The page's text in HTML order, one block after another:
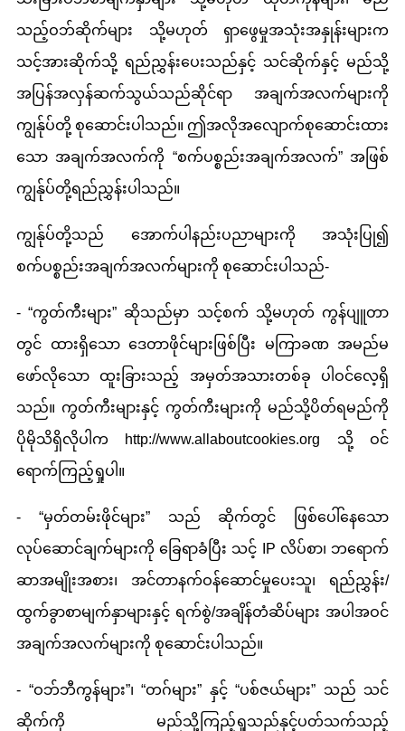
သည့်ဝဘ်ဆိုက်များ သို့မဟုတ် ရှာဖွေမှုအသုံးအနှုန်းများက
သင့်အားဆိုက်သို့ ရည်ညွှန်းပေးသည်နှင့် သင်ဆိုက်နှင့် မည်သို့
အပြန်အလှန်ဆက်သွယ်သည်ဆိုင်ရာ အချက်အလက်များကို
ကျွန်ုပ်တို့ စုဆောင်းပါသည်။ ဤအလိုအလျောက်စုဆောင်းထား
သော အချက်အလက်ကို “စက်ပစ္စည်းအချက်အလက်” အဖြစ်
ကျွန်ုပ်တို့ရည်ညွှန်းပါသည်။
ကျွန်ုပ်တို့သည် အောက်ပါနည်းပညာများကို အသုံးပြု၍
စက်ပစ္စည်းအချက်အလက်များကို စုဆောင်းပါသည်-
- “ကွတ်ကီးများ” ဆိုသည်မှာ သင့်စက် သို့မဟုတ် ကွန်ပျူတာ
တွင် ထားရှိသော ဒေတာဖိုင်များဖြစ်ပြီး မကြာခဏ အမည်မ
ဖော်လိုသော ထူးခြားသည့် အမှတ်အသားတစ်ခု ပါဝင်လေ့ရှိ
သည်။ ကွတ်ကီးများနှင့် ကွတ်ကီးများကို မည်သို့ပိတ်ရမည်ကို
ပိုမိုသိရှိလိုပါက http://www.allaboutcookies.org သို့ ဝင်
ရောက်ကြည့်ရှုပါ။
- “မှတ်တမ်းဖိုင်များ” သည် ဆိုက်တွင် ဖြစ်ပေါ်နေသော
လုပ်ဆောင်ချက်များကို ခြေရာခံပြီး သင့် IP လိပ်စာ၊ ဘရောက်
ဆာအမျိုးအစား၊ အင်တာနက်ဝန်ဆောင်မှုပေးသူ၊ ရည်ညွှန်း/
ထွက်ခွာစာမျက်နှာများနှင့် ရက်စွဲ/အချိန်တံဆိပ်များ အပါအဝင်
အချက်အလက်များကို စုဆောင်းပါသည်။
- “ဝဘ်ဘီကွန်များ”၊ “တဂ်များ” နှင့် “ပစ်ဇယ်များ” သည် သင်
ဆိုက်ကို မည်သို့ကြည့်ရှုသည်နှင့်ပတ်သက်သည့်